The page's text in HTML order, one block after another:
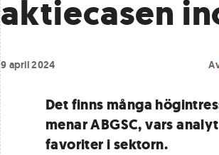
aktiecasen
9 april 2024
Det finns många
menar ABGSC, vars
favoriter i sektorn.